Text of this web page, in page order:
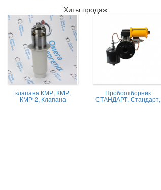
Хиты продаж
клапана КМР, КМР,
КМР-2, Клапана
магниторегулируемые
Пробоотборник
СТАНДАРТ, Стандарт,
пробоотборник нефти,